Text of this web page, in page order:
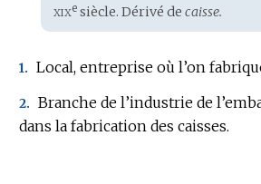
Étymologie
:
xixesiècle. Dérivé de caisse.
1. Local, entreprise où l’on
2. Branche de l’industrie de
dans la fabrication des caisses.